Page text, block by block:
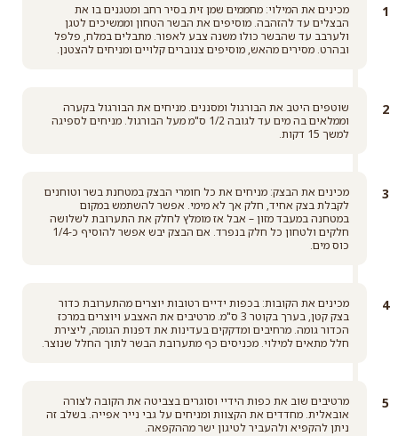
מכינים את המילוי: מחממים שמן זית בסיר רחב ומטגנים בו את
הבצלים עד להזהבה. מוסיפים את הבשר הטחון וממשיכים לטגן
ולערבב עד שהבשר כולו משנה צבע לאפור. מתבלים במלח, פלפל
ובהרט. מסירים מהאש, מוסיפים צנוברים קלויים ומניחים להצטנן.
שוטפים היטב את הבורגול ומסננים. מניחים את הבורגול בקערה
וממלאים בה מים עד לגובה 1/2 ס"מ מעל הבורגול. מניחים לספיגה
למשך 15 דקות.
מכינים את הבצק: מניחים את כל חומרי הבצק במטחנת בשר וטוחנים
לקבלת בצק אחיד, חלק אך לא מימי. אפשר להשתמש במקום
במטחנה במעבד מזון – אבל אז מומלץ לחלק את התערובת לשלושה
חלקים ולטחון כל חלק בנפרד. אם הבצק יבש אפשר להוסיף כ-1/4
כוס מים.
מכינים את הקובות: בכפות ידיים רטובות יוצרים מהתערובת כדור
בצק קטן, בערך בקוטר 3 ס"מ. מרטיבים את האצבע ויוצרים במרכז
הכדור גומה. מרחיבים ומדקקים בעדינות את דפנות הגומה, ליצירת
חלל מתאים למילוי. מכניסים כף מתערובת הבשר לתוך החלל שנוצר.
מרטיבים שוב את כפות הידיי וסוגרים בצביטה את הקובה לצורה
אובאלית. מחדדים את הקצוות ומניחים על גבי נייר אפייה. בשלב זה
ניתן להקפיא ולהעביר לטיגון ישר מההקפאה.